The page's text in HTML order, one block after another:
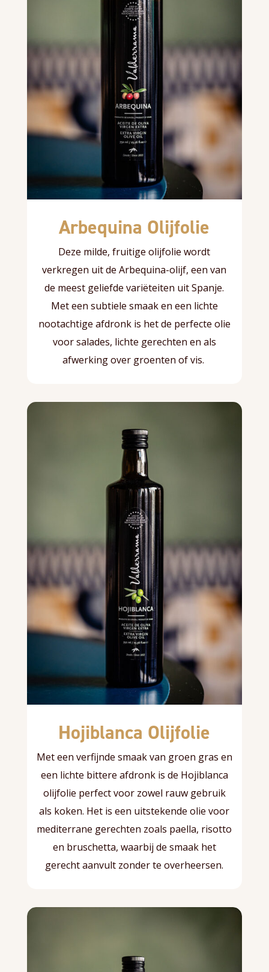
Arbequina Olijfolie
Deze milde, fruitige olijfolie wordt
verkregen uit de Arbequina-olijf, een van
de meest geliefde variëteiten uit Spanje.
Met een subtiele smaak en een lichte
nootachtige afdronk is het de perfecte olie
voor salades, lichte gerechten en als
afwerking over groenten of vis.
Hojiblanca Olijfolie
Met een verfijnde smaak van groen gras en
een lichte bittere afdronk is de Hojiblanca
olijfolie perfect voor zowel rauw gebruik
als koken. Het is een uitstekende olie voor
mediterrane gerechten zoals paella, risotto
en bruschetta, waarbij de smaak het
gerecht aanvult zonder te overheersen.